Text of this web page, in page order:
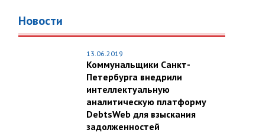
Новости
13.06.2019
Коммунальщики Санкт-
Петербурга внедрили
интеллектуальную
аналитическую платформу
DebtsWeb для взыскания
задолженностей